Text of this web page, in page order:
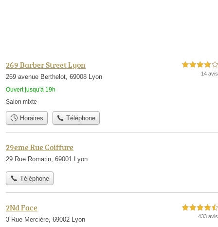
269 Barber Street Lyon
269 avenue Berthelot, 69008 Lyon
Ouvert jusqu'à 19h
4,0 étoiles sur 5
14 avis
Salon mixte
Horaires Téléphone
29eme Rue Coiffure
29 Rue Romarin, 69001 Lyon
Téléphone
2Nd Face
3 Rue Mercière, 69002 Lyon
4,5 étoiles sur 5
433 avis